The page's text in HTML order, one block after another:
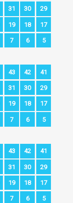
31 30 29
19 18 17
7 6 5
43 42 41
31 30 29
19 18 17
7 6 5
43 42 41
31 30 29
19 18 17
7 6 5